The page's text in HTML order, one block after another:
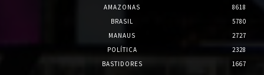
AMAZONAS
8618
BRASIL
5780
MANAUS
2727
POLÍTICA
2328
BASTIDORES
1667